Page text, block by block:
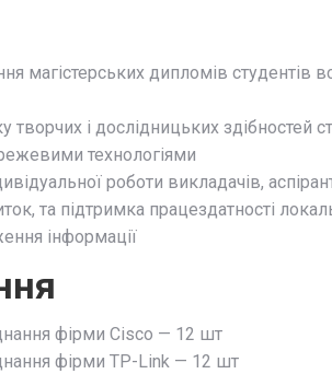
магістерських дипломів
творчих і дослідницьких здібностей
технологіями
роботи викладачів,
та підтримка працездатності
інформації
фірми Cisco — 12 шт
фірми TP-Link — 12 шт